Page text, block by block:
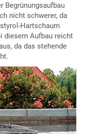
Begrünungsaufbau
nicht schwerer, da
Hartschaum
diesem Aufbau reicht
da das stehende